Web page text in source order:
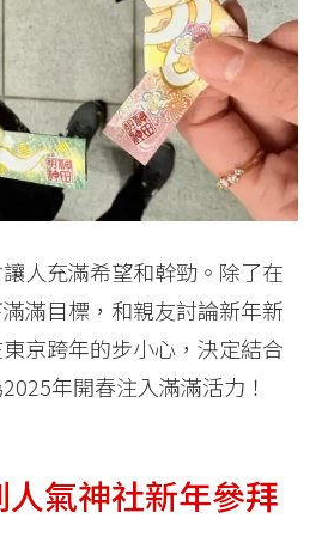
人充滿希望和幹勁。除了在
滿目標，和親友討論新年新
京跨年的步小心，決定結合
年開春注入滿滿活力！
氣神社新年參拜